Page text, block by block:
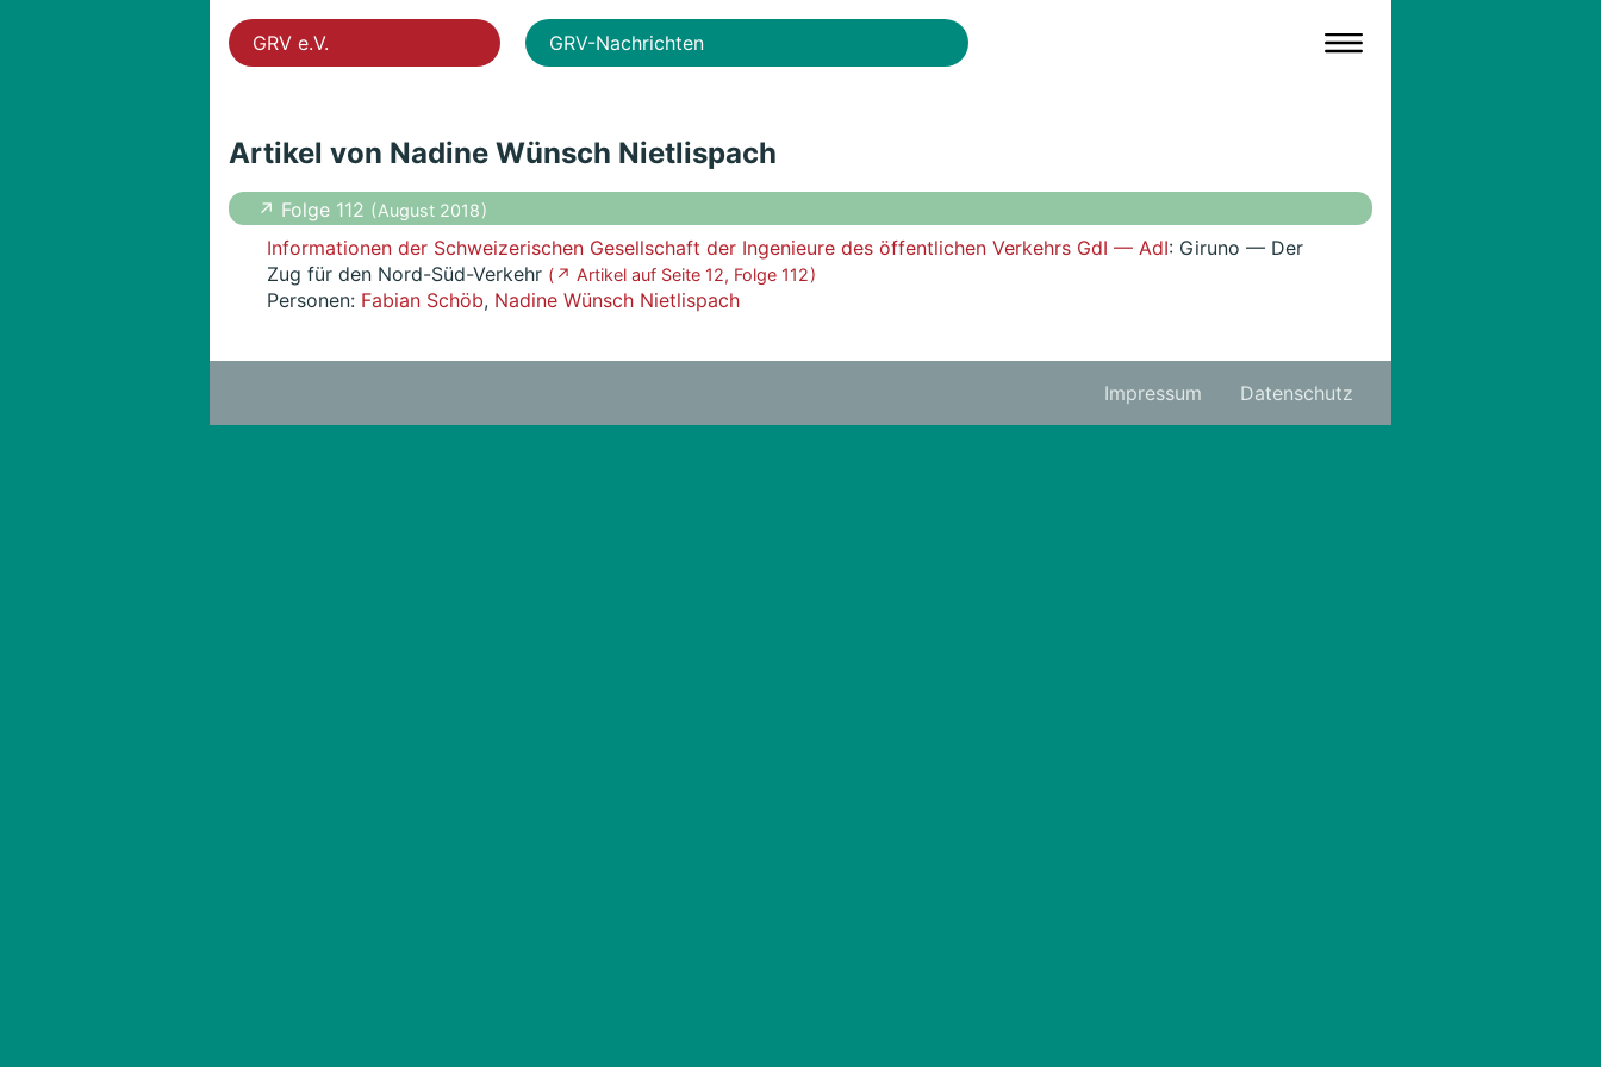
GRV e.V. GRV-Nachrichten
Artikel von Nadine Wünsch Nietlispach
↗ Folge 112 ( August 2018 )
Informationen der Schweizerischen Gesellschaft der Ingenieure des öffentlichen Verkehrs GdI — AdI: Giruno — Der
Zug für den Nord-Süd-Verkehr ( ↗ Artikel auf Seite 12, Folge 112 )
Personen: Fabian Schöb, Nadine Wünsch Nietlispach
Impressum Datenschutz